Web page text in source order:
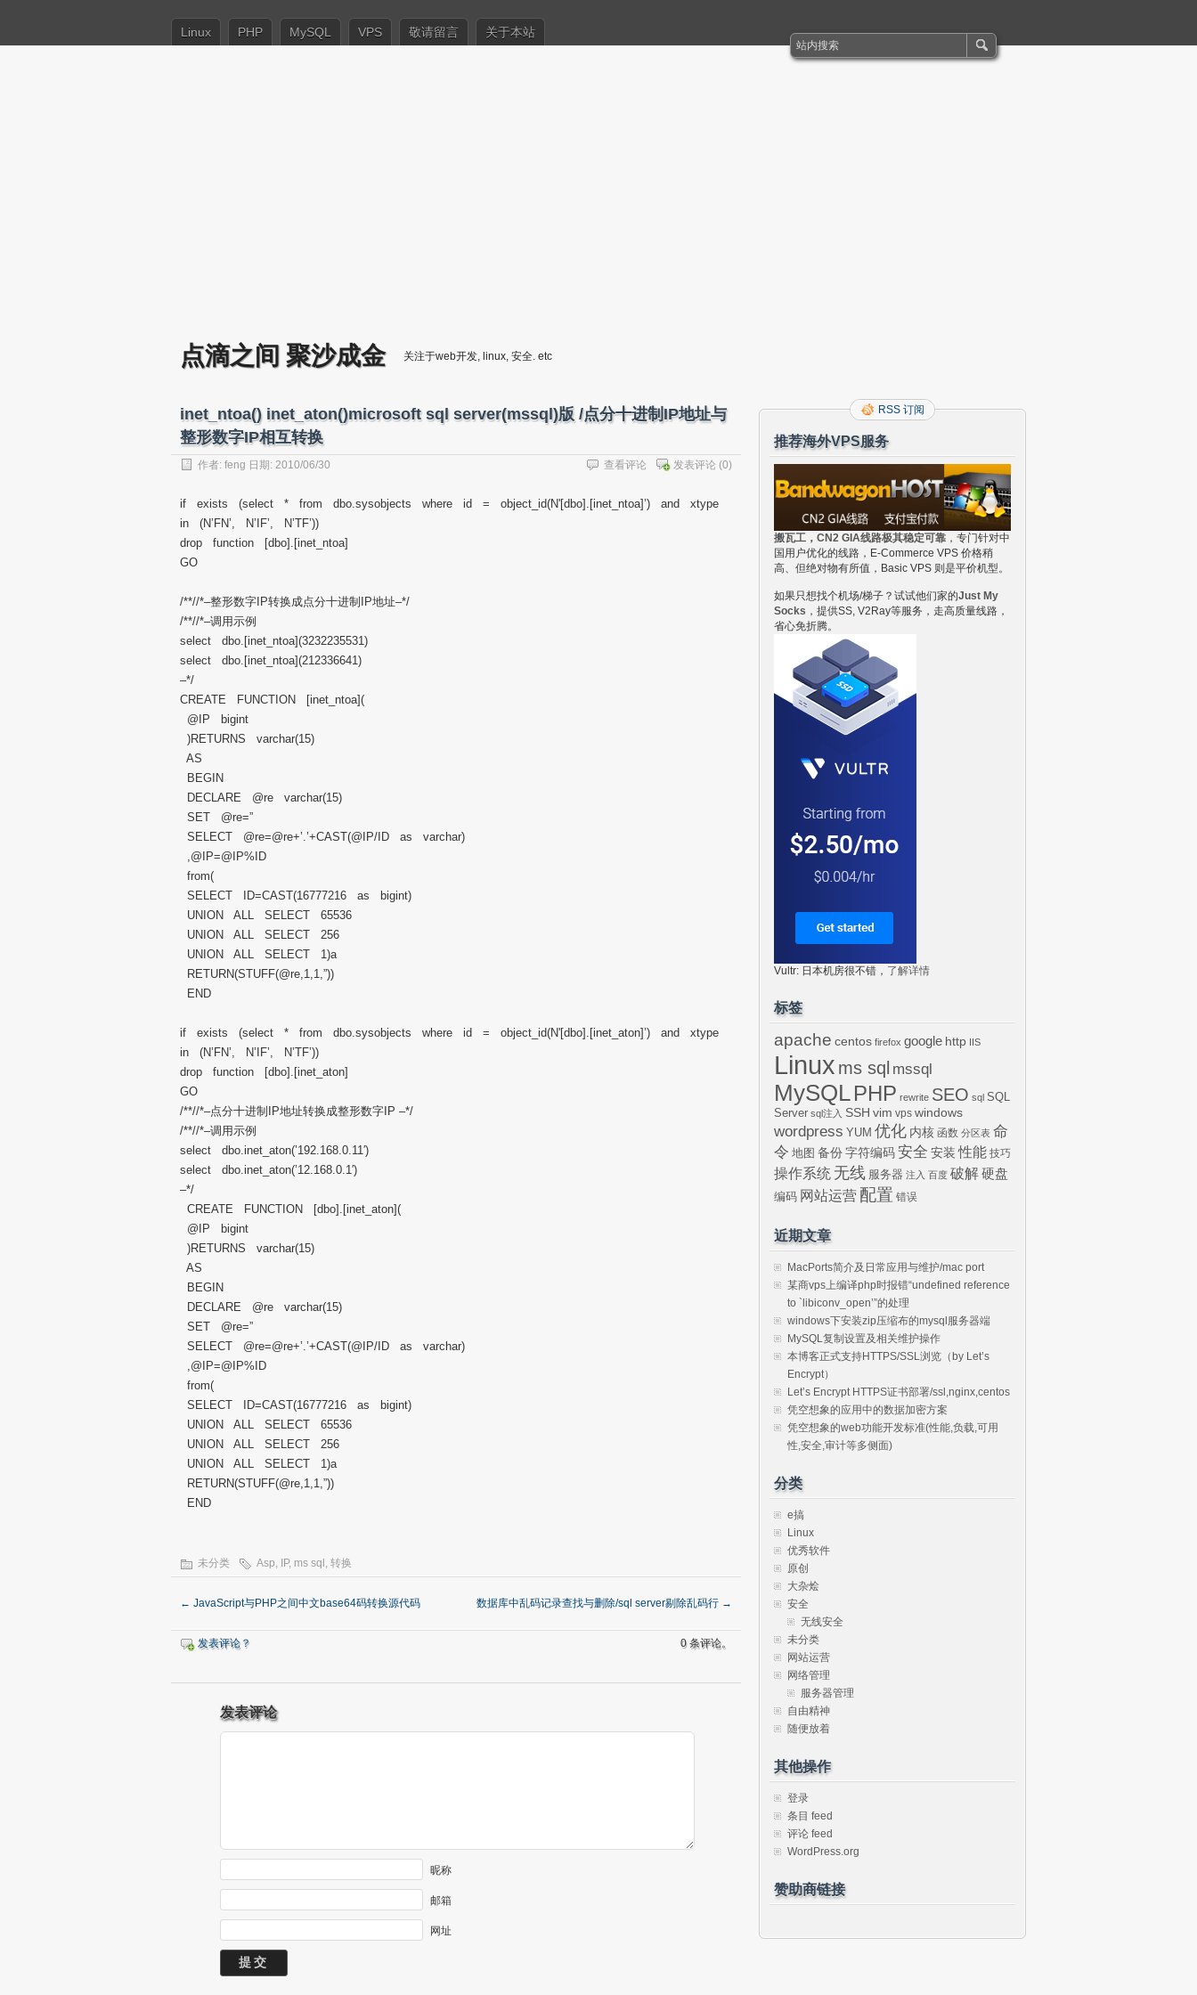
Linux PHP MySQL VPS 敬请留言 关于本站
点滴之间 聚沙成金 关注于web开发, linux, 安全. etc
inet_ntoa() inet_aton()microsoft sql server(mssql)版 /点分十进制IP地址与
整形数字IP相互转换
作者: feng 日期: 2010/06/30 发表评论 (0)
查看评论
if exists (select * from dbo.sysobjects where id = object_id(N'[dbo].[inet_ntoa]’) and xtype
in (N’FN’, N’IF’, N’TF’))
drop function [dbo].[inet_ntoa]
GO
/**//*–整形数字IP转换成点分十进制IP地址–*/
/**//*–调用示例
select dbo.[inet_ntoa](3232235531)
select dbo.[inet_ntoa](212336641)
–*/
CREATE FUNCTION [inet_ntoa](
@IP bigint
)RETURNS varchar(15)
AS
BEGIN
DECLARE @re varchar(15)
SET @re=”
SELECT @re=@re+’.’+CAST(@IP/ID as varchar)
,@IP=@IP%ID
from(
SELECT ID=CAST(16777216 as bigint)
UNION ALL SELECT 65536
UNION ALL SELECT 256
UNION ALL SELECT 1)a
RETURN(STUFF(@re,1,1,”))
END
if exists (select * from dbo.sysobjects where id = object_id(N'[dbo].[inet_aton]’) and xtype
in (N’FN’, N’IF’, N’TF’))
drop function [dbo].[inet_aton]
GO
/**//*–点分十进制IP地址转换成整形数字IP –*/
/**//*–调用示例
select dbo.inet_aton(’192.168.0.11′)
select dbo.inet_aton(’12.168.0.1′)
–*/
CREATE FUNCTION [dbo].[inet_aton](
@IP bigint
)RETURNS varchar(15)
AS
BEGIN
DECLARE @re varchar(15)
SET @re=”
SELECT @re=@re+’.’+CAST(@IP/ID as varchar)
,@IP=@IP%ID
from(
SELECT ID=CAST(16777216 as bigint)
UNION ALL SELECT 65536
UNION ALL SELECT 256
UNION ALL SELECT 1)a
RETURN(STUFF(@re,1,1,”))
END
未分类 Asp, IP, ms sql , 转换
← JavaScript与PHP之间中文base64码转换源代码 数据库中乱码记录查找与删除/sql server剔除乱码行 →
发表评论？ 0 条评论。
发表评论
昵称
邮箱
网址
RSS 订阅
推荐海外VPS服务
搬瓦工，CN2 GIA线路极其稳定可靠 ，专门针对中
国用户优化的线路，E-Commerce VPS 价格稍
高、但绝对物有所值，Basic VPS 则是平价机型。
如果只想找个机场/梯子？试试他们家的Just My
Socks ，提供SS, V2Ray等服务，走高质量线路，
省心免折腾。
Vultr: 日本机房很不错， 了解详情
标签
apache centos firefox google http IIS
Linux ms sql mssql
MySQLPHP rewrite SEO sql SQL
Server sql注入 SSH vim vps windows
wordpress YUM 优化 内核 函数 分区表 命
令 地图 备份 字符编码 安全 安装 性能 技巧
操作系统 无线 服务器 注入 百度 破解硬盘
编码 网站运营 配置 错误
近期文章
MacPorts简介及日常应用与维护/mac port
某商vps上编译php时报错“undefined reference
to `libiconv_open’”的处理
windows下安装zip压缩布的mysql服务器端
MySQL复制设置及相关维护操作
本博客正式支持HTTPS/SSL浏览（by Let’s
Encrypt）
Let’s Encrypt HTTPS证书部署/ssl,nginx,centos
凭空想象的应用中的数据加密方案
凭空想象的web功能开发标准(性能,负载,可用
性,安全,审计等多侧面)
分类
e搞
Linux
优秀软件
原创
大杂烩
安全
无线安全
未分类
网站运营
网络管理
服务器管理
自由精神
随便放着
其他操作
登录
条目 feed
评论 feed
WordPress.org
赞助商链接